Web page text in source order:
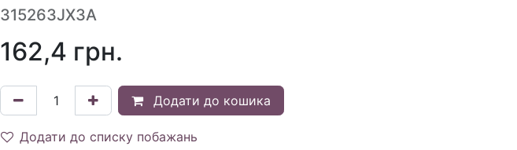
315263JX3A
162,4 грн.
Додати до кошика
Додати до списку побажань